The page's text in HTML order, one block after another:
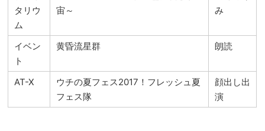
タリウ
ム
宙～
み
イベン
ト
黄昏流星群 朗読
AT-X
ウチの夏フェス2017！フレッシュ夏
フェス隊
顔出し出
演